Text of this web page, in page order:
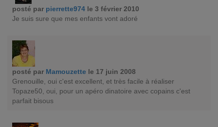
posté par pierrette974 le 3 février 2010
Je suis sure que mes enfants vont adoré
posté par Mamouzette le 17 juin 2008
Grenouille, oui c'est excellent, et très facile à réaliser
Topaze50, oui, pour un apéro dinatoire avec copains c'est
parfait bisous